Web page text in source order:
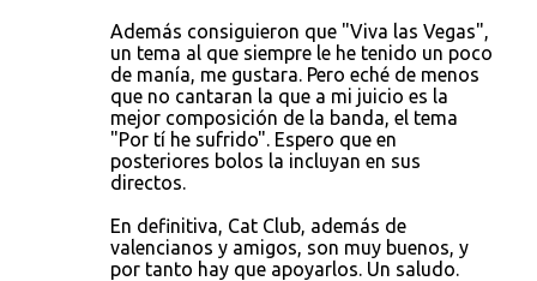
Además consiguieron que "Viva las Vegas",
un tema al que siempre le he tenido un poco
de manía, me gustara. Pero eché de menos
que no cantaran la que a mi juicio es la
mejor composición de la banda, el tema
"Por tí he sufrido". Espero que en
posteriores bolos la incluyan en sus
directos.
En definitiva, Cat Club, además de
valencianos y amigos, son muy buenos, y
por tanto hay que apoyarlos. Un saludo.